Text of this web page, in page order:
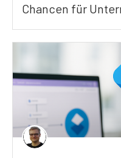
Chancen für